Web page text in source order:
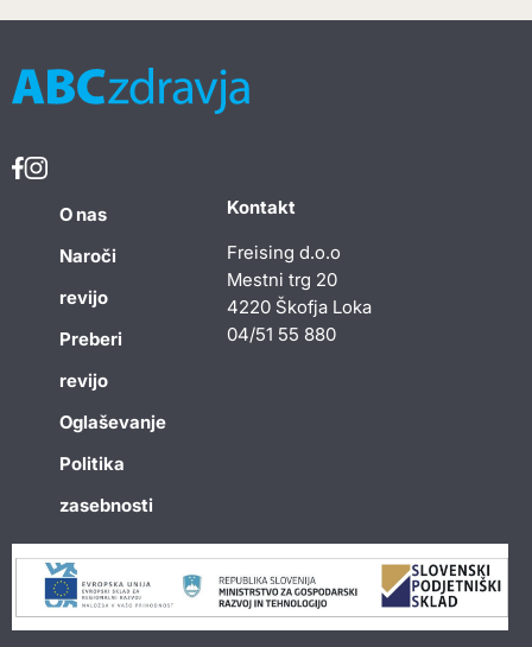
O nas
Naroči
revijo
Preberi
revijo
Oglaševanje
Politika
zasebnosti
Kontakt
Freising d.o.o
Mestni trg 20
4220 Škofja Loka
04/51 55 880